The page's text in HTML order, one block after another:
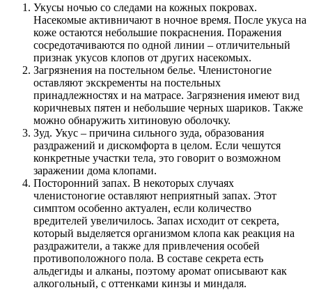
Укусы ночью со следами на кожных покровах.
Насекомые активничают в ночное время. После укуса на
коже остаются небольшие покраснения. Поражения
сосредотачиваются по одной линии – отличительный
признак укусов клопов от других насекомых.
Загрязнения на постельном белье. Членистоногие
оставляют экскременты на постельных
принадлежностях и на матрасе. Загрязнения имеют вид
коричневых пятен и небольшие черных шариков. Также
можно обнаружить хитиновую оболочку.
Зуд. Укус – причина сильного зуда, образования
раздражений и дискомфорта в целом. Если чешутся
конкретные участки тела, это говорит о возможном
заражении дома клопами.
Посторонний запах. В некоторых случаях
членистоногие оставляют неприятный запах. Этот
симптом особенно актуален, если количество
вредителей увеличилось. Запах исходит от секрета,
который выделяется организмом клопа как реакция на
раздражители, а также для привлечения особей
противоположного пола. В составе секрета есть
альдегиды и алканы, поэтому аромат описывают как
алкогольный, с оттенками кинзы и миндаля.